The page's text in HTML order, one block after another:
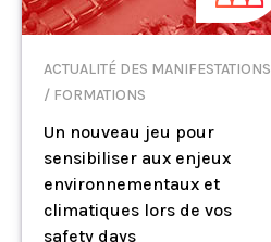
ACTUALITÉ DES MANIFESTATIONS
/ FORMATIONS
Un nouveau jeu pour
sensibiliser aux enjeux
environnementaux et
climatiques lors de vos
safety days